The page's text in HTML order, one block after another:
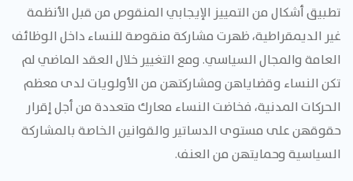
تطبيق أشكال من التمييز الإيجابي المنقوص من قبل الأنظمة
غير الديمقراطية، ظهرت مشاركة منقوصة للنساء داخل الوظائف
العامة والمجال السياسي. ومع التغيير خلال العقد الماضي لم
تكن النساء وقضاياهن ومشاركتهن من الأولويات لدى معظم
الحركات المدنية، فخاضت النساء معارك متعددة من أجل إقرار
حقوقهن على مستوى الدساتير والقوانين الخاصة بالمشاركة
السياسية وحمايتهن من العنف.